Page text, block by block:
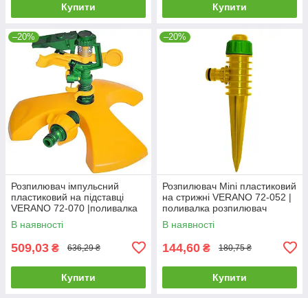
Купити Купити
–20%
Розпилювач імпульсний
пластиковий на підставці
VERANO 72-070 |поливалка
розпилювач пістолет для
поливу саду городу квітів
В наявності
509,03 ₴ 636,29 ₴
Купити
–20%
Розпилювач Mini пластиковий
на стрижні VERANO 72-052 |
поливалка розпилювач
пістолет для поливу
В наявності
144,60 ₴ 180,75 ₴
Купити